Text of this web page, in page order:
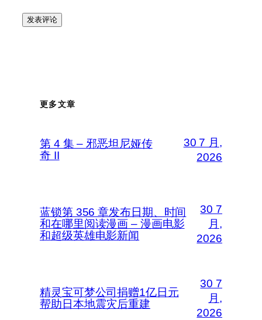
更多文章
第 4 集 – 邪恶坦尼娅传
奇 II
30 7 月,
2026
蓝锁第 356 章发布日期、时间
和在哪里阅读漫画 – 漫画电影
和超级英雄电影新闻
30 7
月,
2026
精灵宝可梦公司捐赠1亿日元
帮助日本地震灾后重建
30 7
月,
2026